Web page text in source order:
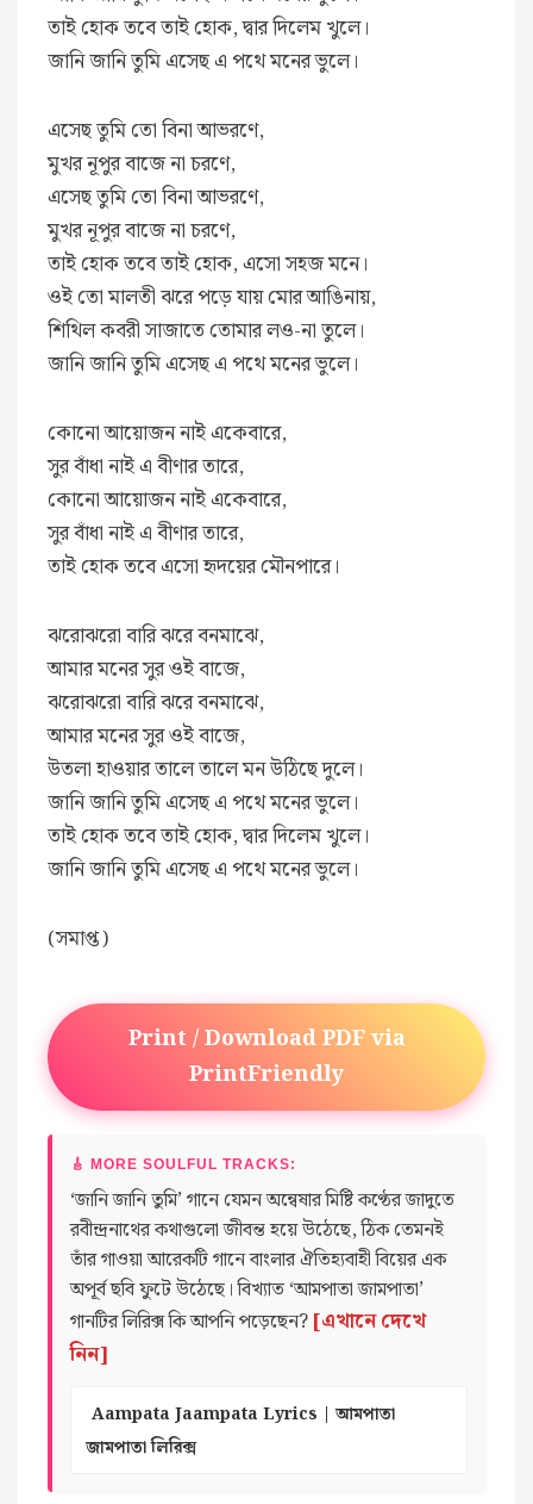
তাই হোক তবে তাই হোক, দ্বার দিলেম খুলে।
জানি জানি তুমি এসেছ এ পথে মনের ভুলে।
এসেছ তুমি তো বিনা আভরণে,
মুখর নূপুর বাজে না চরণে,
এসেছ তুমি তো বিনা আভরণে,
মুখর নূপুর বাজে না চরণে,
তাই হোক তবে তাই হোক, এসো সহজ মনে।
ওই তো মালতী ঝরে পড়ে যায় মোর আঙিনায়,
শিথিল কবরী সাজাতে তোমার লও-না তুলে।
জানি জানি তুমি এসেছ এ পথে মনের ভুলে।
কোনো আয়োজন নাই একেবারে,
সুর বাঁধা নাই এ বীণার তারে,
কোনো আয়োজন নাই একেবারে,
সুর বাঁধা নাই এ বীণার তারে,
তাই হোক তবে এসো হৃদয়ের মৌনপারে।
ঝরোঝরো বারি ঝরে বনমাঝে,
আমার মনের সুর ওই বাজে,
ঝরোঝরো বারি ঝরে বনমাঝে,
আমার মনের সুর ওই বাজে,
উতলা হাওয়ার তালে তালে মন উঠিছে দুলে।
জানি জানি তুমি এসেছ এ পথে মনের ভুলে।
তাই হোক তবে তাই হোক, দ্বার দিলেম খুলে।
জানি জানি তুমি এসেছ এ পথে মনের ভুলে।
(সমাপ্ত)
Print / Download PDF via
PrintFriendly
🎸 MORE SOULFUL TRACKS:
‘জানি জানি তুমি’ গানে যেমন অন্বেষার মিষ্টি কণ্ঠের জাদুতে
রবীন্দ্রনাথের কথাগুলো জীবন্ত হয়ে উঠেছে, ঠিক তেমনই
তাঁর গাওয়া আরেকটি গানে বাংলার ঐতিহ্যবাহী বিয়ের এক
অপূর্ব ছবি ফুটে উঠেছে। বিখ্যাত ‘আমপাতা জামপাতা’
গানটির লিরিক্স কি আপনি পড়েছেন? [এখানে দেখে
নিন]
Aampata Jaampata Lyrics | আমপাতা
জামপাতা লিরিক্স